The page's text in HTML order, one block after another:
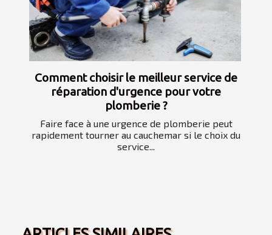
Comment choisir le meilleur service de
réparation d'urgence pour votre
plomberie ?
Faire face à une urgence de plomberie peut
rapidement tourner au cauchemar si le choix du
service...